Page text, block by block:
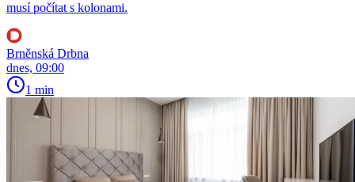
musí počítat s kolonami.
Brněnská Drbna
dnes, 09:00
1 min